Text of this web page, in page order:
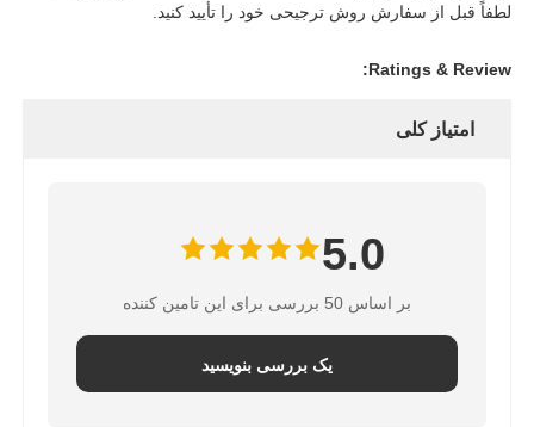
لطفاً قبل از سفارش روش ترجیحی خود را تأیید کنید.
Ratings & Review:
امتیاز کلی
5.0
بر اساس 50 بررسی برای این تامین کننده
یک بررسی بنویسید